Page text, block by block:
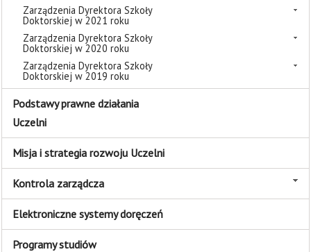
Zarządzenia Dyrektora Szkoły
Doktorskiej w 2021 roku
Zarządzenia Dyrektora Szkoły
Doktorskiej w 2020 roku
Zarządzenia Dyrektora Szkoły
Doktorskiej w 2019 roku
Podstawy prawne działania
Uczelni
Misja i strategia rozwoju Uczelni
Kontrola zarządcza
Elektroniczne systemy doręczeń
Programy studiów